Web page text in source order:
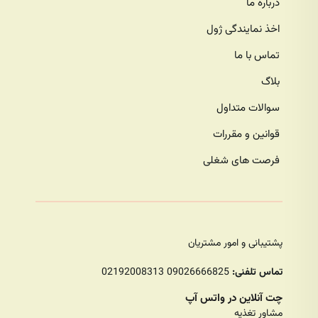
برای ثبت سفارش بسته سیکس پک، کافیست وارد وب‌سایت ما شوید و از میان
گزینه‌های مختلف، بسته غذایی مورد نظر خود را انتخاب کنید. قبل از ثبت
سفارش، شما می‌توانید ازمشاوره تغذیه رایگان
انتخاب‌های غذایی برای اهداف خود بهره‌مند شوید. مشاوران تغذیه ما به شما
کمک می‌کنند تا رژیم غذایی خود را به بهترین نحو تنظیم کنید و از بسته غذایی
سفارش خود را ثبت کنید و بسته سیکس پک را در سریع‌ترین زمان ممکن
دریافت کنید.
درباره ما
اخذ نمایندگی ژول
تماس با ما
بلاگ
سوالات متداول
قوانین و مقررات
فرصت های شغلی
پشتیبانی و امور مشتریان
تماس تلفنی: 09026666825 02192008313
چت آنلاین در واتس آپ
مشاور تغذیه